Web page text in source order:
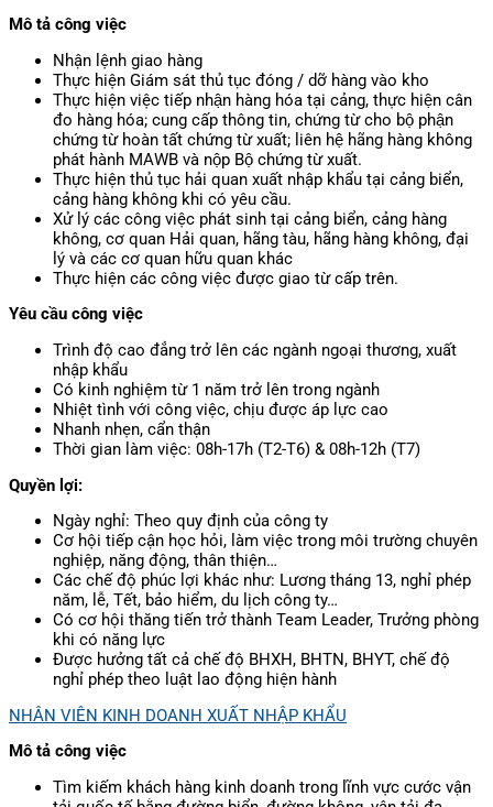
Mô tả công việc
Nhận lệnh giao hàng
Thực hiện Giám sát thủ tục đóng / dỡ hàng vào kho
Thực hiện việc tiếp nhận hàng hóa tại cảng, thực hiện cân
đo hàng hóa; cung cấp thông tin, chứng từ cho bộ phận
chứng từ hoàn tất chứng từ xuất; liên hệ hãng hàng không
phát hành MAWB và nộp Bộ chứng từ xuất.
Thực hiện thủ tục hải quan xuất nhập khẩu tại cảng biển,
cảng hàng không khi có yêu cầu.
Xử lý các công việc phát sinh tại cảng biển, cảng hàng
không, cơ quan Hải quan, hãng tàu, hãng hàng không, đại
lý và các cơ quan hữu quan khác
Thực hiện các công việc được giao từ cấp trên.
Yêu cầu công việc
Trình độ cao đẳng trở lên các ngành ngoại thương, xuất
nhập khẩu
Có kinh nghiệm từ 1 năm trở lên trong ngành
Nhiệt tình với công việc, chịu được áp lực cao
Nhanh nhẹn, cẩn thận
Thời gian làm việc: 08h-17h (T2-T6) & 08h-12h (T7)
Quyền lợi:
Ngày nghỉ: Theo quy định của công ty
Cơ hội tiếp cận học hỏi, làm việc trong môi trường chuyên
nghiệp, năng động, thân thiện…
Các chế độ phúc lợi khác như: Lương tháng 13, nghỉ phép
năm, lễ, Tết, bảo hiểm, du lịch công ty…
Có cơ hội thăng tiến trở thành Team Leader, Trưởng phòng
khi có năng lực
Được hưởng tất cả chế độ BHXH, BHTN, BHYT, chế độ
nghỉ phép theo luật lao động hiện hành
NHÂN VIÊN KINH DOANH XUẤT NHẬP KHẨU
Mô tả công việc
Tìm kiếm khách hàng kinh doanh trong lĩnh vực cước vận